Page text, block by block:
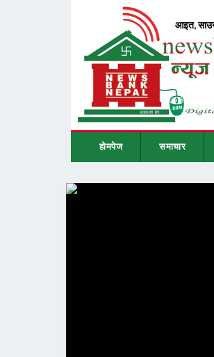
होमपेज समाचार